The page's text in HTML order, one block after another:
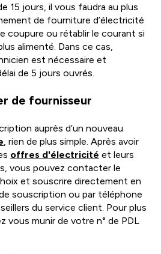
15 jours, il vous faudra au plus
de fourniture d’électricité
coupure ou rétablir le courant si
alimenté. Dans ce cas,
est nécessaire et
de 5 jours ouvrés.
de fournisseur
auprès d’un nouveau
, rien de plus simple. Après avoir
offres d'électricité et leurs
vous pouvez contacter le
et souscrire directement en
souscription ou par téléphone
du service client. Pour plus
vous munir de votre n° de PDL